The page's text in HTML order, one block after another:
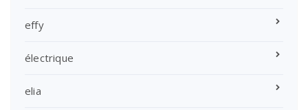
effy
électrique
elia